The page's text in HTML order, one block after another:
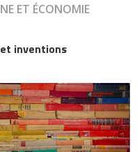
ET ÉCONOMIE
inventions